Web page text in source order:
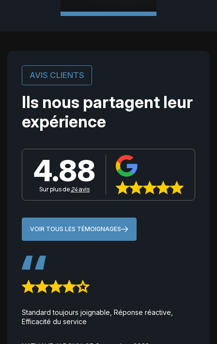
AVIS CLIENTS
Ils nous partagent leur
expérience
4.88
Sur plus de24avis
VOIR TOUS LES TÉMOIGNAGES
Standard toujours joignable, Réponse réactive,
Efficacité du service